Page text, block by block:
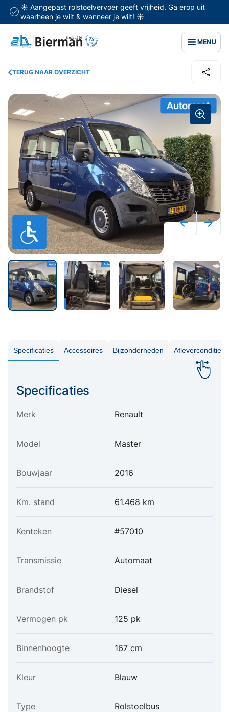
☀️ Aangepast rolstoelvervoer geeft vrijheid. Ga erop uit
waarheen je wilt & wanneer je wilt! ☀️
MENU
TERUG NAAR OVERZICHT
Specificaties Accessoires Bijzonderheden Aflevercondities
Specificaties
Merk Renault
Model Master
Bouwjaar 2016
Km. stand 61.468 km
Kenteken #57010
Transmissie Automaat
Brandstof Diesel
Vermogen pk 125 pk
Binnenhoogte 167 cm
Kleur Blauw
Type Rolstoelbus